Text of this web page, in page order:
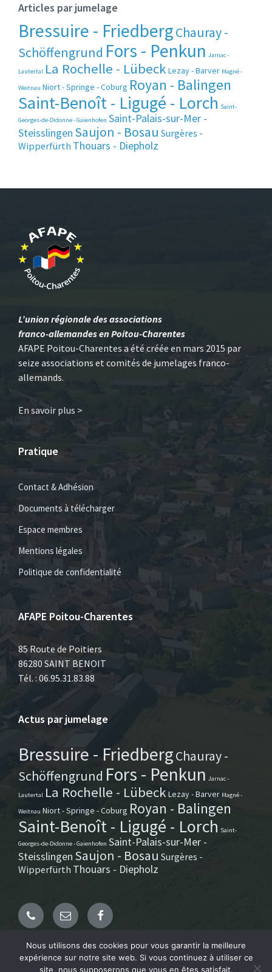
Articles par jumelage
Bressuire - FriedbergChauray -
Schöffengrund Fors - Penkun Jarnac -
Lautertal La Rochelle - Lübeck Lezay - Barver Magné -
Weitnau Niort - Springe - Coburg Royan - Balingen
Saint-Benoît - Ligugé - Lorch Saint-
Georges-de-Didonne - Gaienhofen Saint-Palais-sur-Mer -
Steisslingen Saujon - Bosau Surgères -
Wipperfürth Thouars - Diepholz
L’union régionale des associations
franco-allemandes en Poitou-Charentes
AFAPE Poitou-Charentes a été créée en mars 2015 par
seize associations et comités de jumelages franco-
allemands.
En savoir plus >
Pratique
Contact & Adhésion
Documents à télécharger
Espace membres
Mentions légales
Politique de confidentialité
AFAPE Poitou-Charentes
85 Route de Poitiers
86280 SAINT BENOIT
Tél. : 06.95.31.83.88
Actus par jumelage
Bressuire - FriedbergChauray -
Schöffengrund Fors - Penkun Jarnac -
Lautertal La Rochelle - Lübeck Lezay - Barver Magné -
Weitnau Niort - Springe - Coburg Royan - Balingen
Saint-Benoît - Ligugé - Lorch Saint-
Georges-de-Didonne - Gaienhofen Saint-Palais-sur-Mer -
Steisslingen Saujon - Bosau Surgères -
Wipperfürth Thouars - Diepholz
Email Facebook
© AFAPE Poitou-Charentes. Website by Mila Weissweiler.
Nous utilisons des cookies pour vous garantir la meilleure
expérience sur notre site web. Si vous continuez à utiliser ce
site, nous supposerons que vous en êtes satisfait.